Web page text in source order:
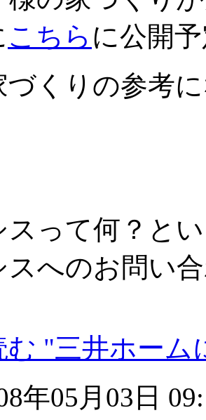
こちら に公開
づくりの参考
って何？と
へのお問い
む "三井ホーム
年05月03日